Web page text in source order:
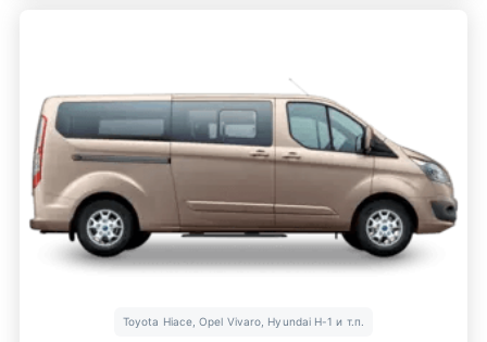
Toyota Hiace, Opel Vivaro, Hyundai H-1 и т.п.